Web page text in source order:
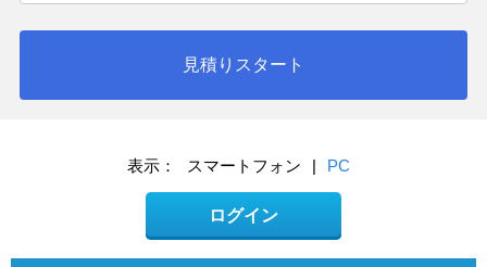
見積りスタート
表示： スマートフォン | PC
ログイン